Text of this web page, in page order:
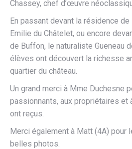
Chassey, chef d’œuvre
En passant devant la résidence
Emilie du Châtelet, ou encore
de Buffon, le naturaliste Gueneau
élèves ont découvert la richesse
quartier du château.
Un grand merci à Mme Duchesne
passionnants, aux propriétaires et
ont reçus.
Merci également à Matt (4A) pour
belles photos.